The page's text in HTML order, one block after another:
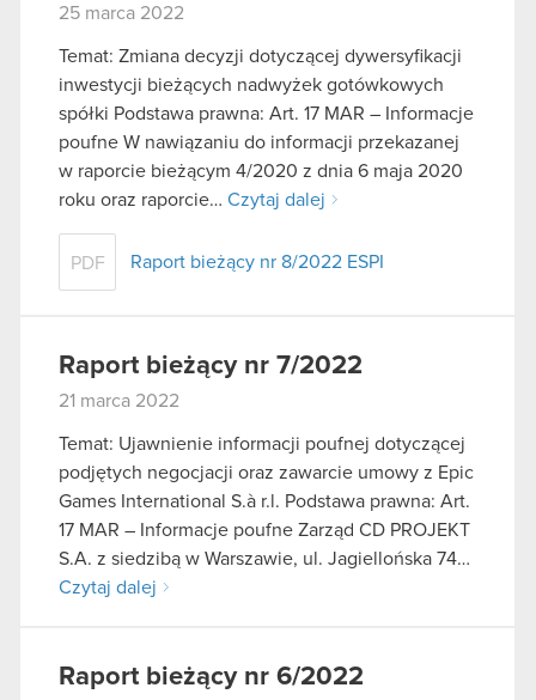
25 marca 2022
Temat: Zmiana decyzji dotyczącej dywersyfikacji
inwestycji bieżących nadwyżek gotówkowych
spółki Podstawa prawna: Art. 17 MAR – Informacje
poufne W nawiązaniu do informacji przekazanej
w raporcie bieżącym 4/2020 z dnia 6 maja 2020
roku oraz raporcie… Czytaj dalej
PDF Raport bieżący nr 8/2022 ESPI
Raport bieżący nr 7/2022
21 marca 2022
Temat: Ujawnienie informacji poufnej dotyczącej
podjętych negocjacji oraz zawarcie umowy z Epic
Games International S.à r.l. Podstawa prawna: Art.
17 MAR – Informacje poufne Zarząd CD PROJEKT
S.A. z siedzibą w Warszawie, ul. Jagiellońska 74…
Czytaj dalej
Raport bieżący nr 6/2022